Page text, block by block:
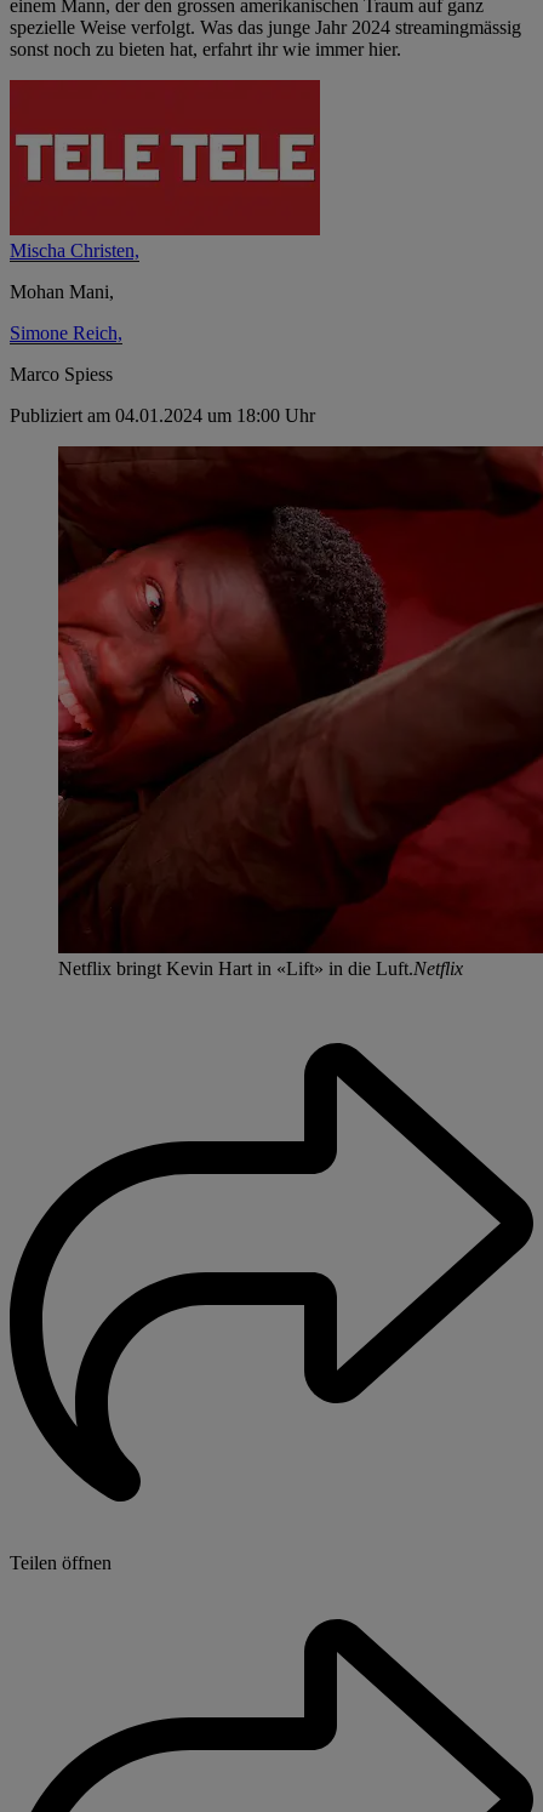
einem Mann, der den grossen amerikanischen Traum auf ganz
spezielle Weise verfolgt. Was das junge Jahr 2024 streamingmässig
sonst noch zu bieten hat, erfahrt ihr wie immer hier.
Mischa Christen,
Mohan Mani,
Simone Reich,
Marco Spiess
Publiziert am 04.01.2024 um 18:00 Uhr
Netflix bringt Kevin Hart in «Lift» in die Luft.Netflix
Teilen öffnen